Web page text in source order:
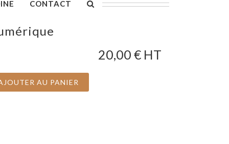
CONTACT
20,00 € HT
AU PANIER